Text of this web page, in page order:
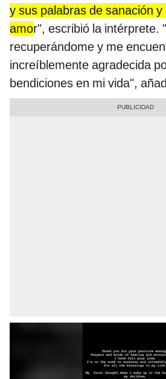
y sus palabras de sanación
amor", escribió la intérprete.
recuperándome y me
increíblemente agradecida
bendiciones en mi vida",